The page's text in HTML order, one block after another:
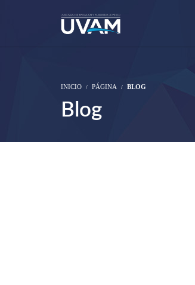
INICIO PÁGINA BLOG
Blog